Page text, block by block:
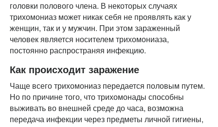
головки полового члена. В некоторых случаях
трихомониаз может никак себя не проявлять как у
женщин, так и у мужчин. При этом зараженный
человек является носителем трихомониаза,
постоянно распространяя инфекцию.
Как происходит заражение
Чаще всего трихомониаз передается половым путем.
Но по причине того, что трихомонады способны
выживать во внешней среде до часа, возможна
передача инфекции через предметы личной гигиены,